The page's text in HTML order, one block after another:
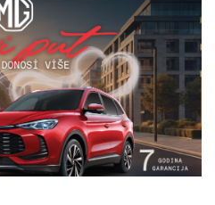
„Lale“ došle do daha
objavio sliku sa
GLUMCEM, MREŽE SE